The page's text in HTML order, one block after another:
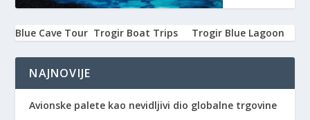
Blue Cave Tour Trogir Boat Trips Trogir Blue Lagoon
NAJNOVIJE
Avionske palete kao nevidljivi dio globalne trgovine